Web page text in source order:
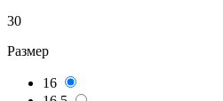
30
Размер
16